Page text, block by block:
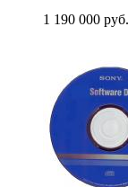
1 190 000 руб.